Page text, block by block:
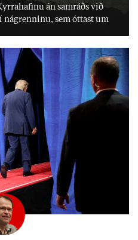
án sam­ráðs við
ná­grenn­inu, sem ótt­ast um